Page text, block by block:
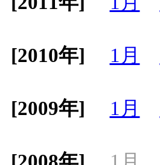
[2010年]
1月
[2009年]
1月